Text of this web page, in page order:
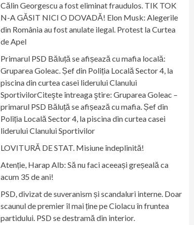
Călin Georgescu a fost eliminat fraudulos. TIK TOK
N-A GĂSIT NICI O DOVADĂ! Elon Musk: Alegerile
din România au fost anulate ilegal. Protest la Curtea
de Apel
Primarul PSD Băluță se afișează cu mafia locală:
Gruparea Goleac. Șef din Poliția Locală Sector 4, la
piscina din curtea casei liderului Clanului
SportivilorCiteşte întreaga ştire: Gruparea Goleac –
primarul PSD Băluță se afișează cu mafia. Șef din
Poliția Locală Sector 4, la piscina din curtea casei
liderului Clanului Sportivilor
LOVITURĂ DE STAT. Misiune îndeplinită!
Atenție, Harap Alb: Să nu faci aceeași greșeală ca
acum 35 de ani!
PSD, divizat de suveranism și scandaluri interne. Doar
scaunul de premier îl mai ține pe Ciolacu în fruntea
partidului. PSD se destramă din interior.